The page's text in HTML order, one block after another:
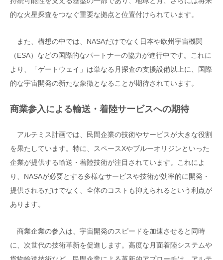
的な火星探査をつなぐ重要な拠点と位置付けられています。
また、構想の中では、NASAだけでなく日本や欧州宇宙機関
（ESA）などの国際的なパートナーの協力が進行中です。これに
より、「ゲートウェイ」は単なる月探査の支援設備以上に、国際
的な宇宙開発の新たな象徴となることが期待されています。
商業参入による輸送・着陸サービスへの期待
アルテミス計画では、民間企業の技術やサービスが大きな役割
を果たしています。特に、スペースXやブルーオリジンといった
企業が提供する輸送・着陸技術が注目されています。これによ
り、NASAが必要とする多様なサービスや技術が効率的に開発・
提供されるだけでなく、全体のコストも抑えられるという利点が
あります。
商業企業の参入は、宇宙開発のスピードを加速させると同時
に、次世代の技術革新を促進します。高度な月面着陸システムや